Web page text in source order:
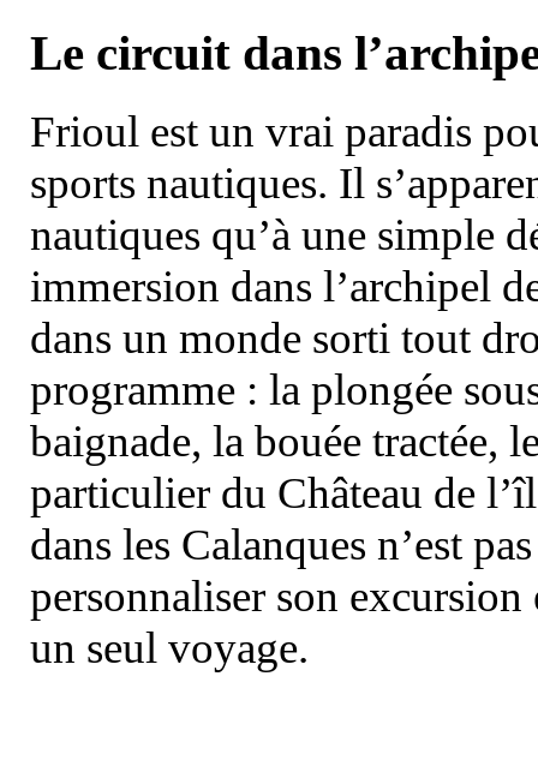
Le circuit dans
Frioul est un vrai paradis
sports nautiques. Il
nautiques qu’à une simple
immersion dans l’archipel
dans un monde sorti tout
programme : la plongée
baignade, la bouée tractée,
particulier du Château de
dans les Calanques n’est
personnaliser son
un seul voyage.